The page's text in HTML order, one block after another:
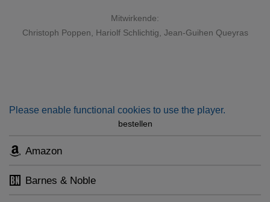
Mitwirkende:
Christoph Poppen
Hariolf Schlichtig , Jean-Guihen Queyras
Please enable functional cookies to use the player.
bestellen
Amazon
Barnes & Noble